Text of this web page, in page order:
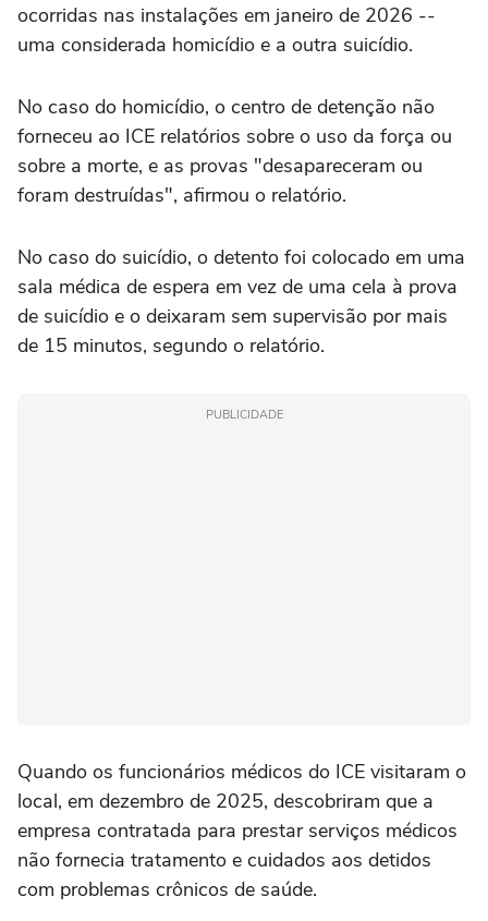
ocorridas nas instalações em janeiro ⁠de 2026 --
uma considerada homicídio e a outra suicídio.
No caso do homicídio, o centro de detenção não
forneceu ao ICE relatórios sobre o uso da força ou
sobre a morte, e as provas "desapareceram ou
foram destruídas", afirmou o ‌relatório.
No caso do suicídio, o detento foi colocado em uma
sala médica de espera em vez de uma cela à prova
⁠de suicídio e o deixaram sem supervisão por mais
de 15 minutos, segundo o relatório.
PUBLICIDADE
Quando os funcionários médicos do ICE visitaram o
local, em dezembro de 2025, descobriram que a
empresa contratada para prestar serviços médicos
não fornecia tratamento e cuidados aos detidos
com problemas crônicos de saúde.